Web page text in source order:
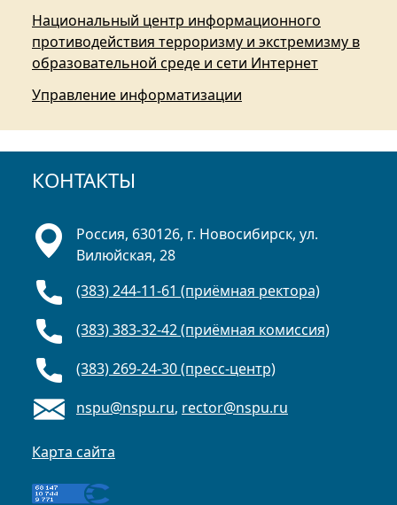
Национальный центр информационного
противодействия терроризму и экстремизму в
образовательной среде и сети Интернет
Управление информатизации
КОНТАКТЫ
Россия, 630126, г. Новосибирск, ул.
Вилюйская, 28
(383) 244-11-61 (приёмная ректора)
(383) 383-32-42 (приёмная комиссия)
(383) 269-24-30 (пресс-центр)
nspu@nspu.ru, rector@nspu.ru
Карта сайта